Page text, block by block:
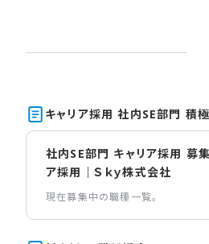
キャリア採用 社内SE部​門 積
社内SE部門 キャリア採用 募
ア採用｜Ｓｋｙ株式会社
現在募集中の職種一覧。